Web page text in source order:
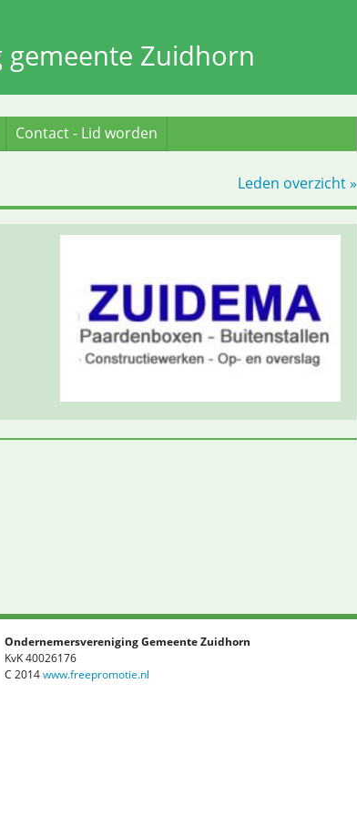
Zuidhorn
Contact - Lid worden
Leden overzicht »
Ondernemersvereniging Gemeente Zuidhorn
KvK 40026176
C 2014www.freepromotie.nl